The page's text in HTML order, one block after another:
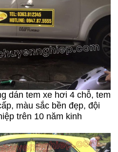
dán tem xe hơi 4 chỗ, tem
màu sắc bền đẹp, đội
trên 10 năm kinh